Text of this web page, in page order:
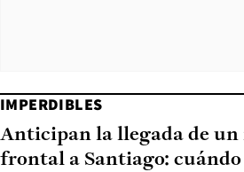
IMPERDIBLES
Anticipan la llegada de un
frontal a Santiago: